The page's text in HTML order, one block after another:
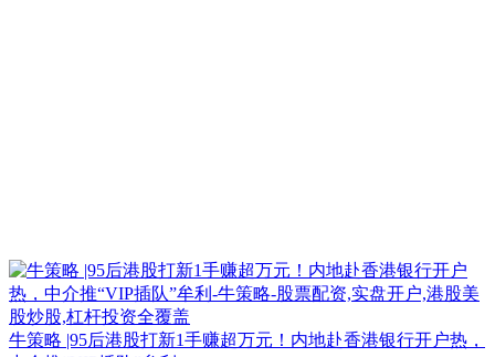
牛策略 |95后港股打新1手赚超万元！内地赴香港银行开户热，